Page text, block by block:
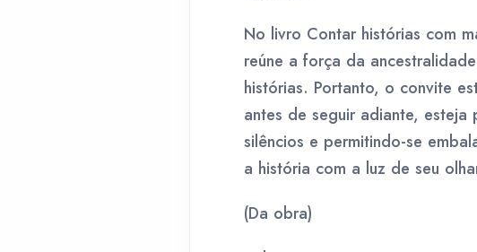
No livro Contar histórias com
reúne a força da
histórias. Portanto, o convite
antes de seguir adiante,
silêncios e permitindo-se
a história com a luz de seu
(Da obra)